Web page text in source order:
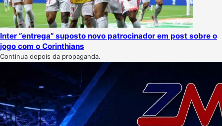
Inter “entrega” suposto novo patrocinador em post sobre o
jogo com o Corinthians
Continua depois da propaganda.